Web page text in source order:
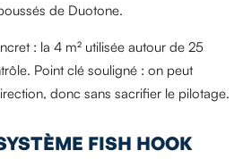
de Duotone.
: la 4 m² utilisée autour de 25
Point clé souligné : on peut
donc sans sacrifier le pilotage.
FISH HOOK